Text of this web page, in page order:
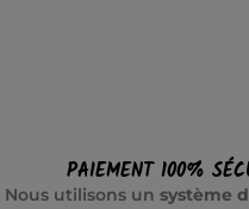
PAIEMENT 100%
Nous utilisons un système